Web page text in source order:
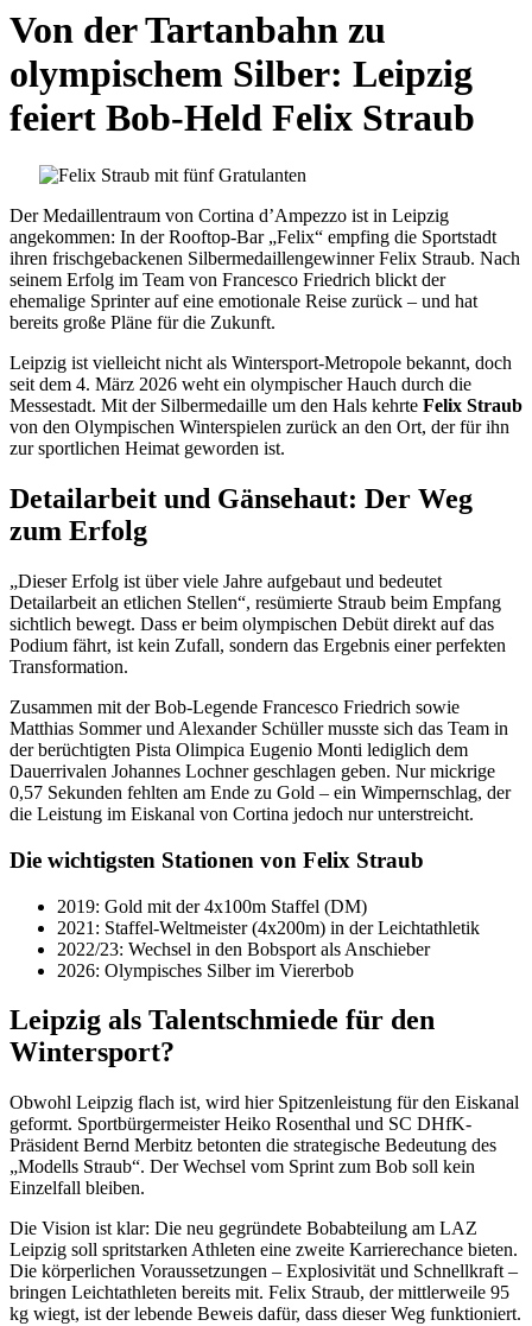
Von der Tartanbahn zu
olympischem Silber: Leipzig
feiert Bob-Held Felix Straub
Der Medaillentraum von Cortina d’Ampezzo ist in Leipzig
angekommen: In der Rooftop-Bar „Felix“ empfing die Sportstadt
ihren frischgebackenen Silbermedaillengewinner Felix Straub. Nach
seinem Erfolg im Team von Francesco Friedrich blickt der
ehemalige Sprinter auf eine emotionale Reise zurück – und hat
bereits große Pläne für die Zukunft.
Leipzig ist vielleicht nicht als Wintersport-Metropole bekannt, doch
seit dem 4. März 2026 weht ein olympischer Hauch durch die
Messestadt. Mit der Silbermedaille um den Hals kehrte Felix Straub
von den Olympischen Winterspielen zurück an den Ort, der für ihn
zur sportlichen Heimat geworden ist.
Detailarbeit und Gänsehaut: Der Weg
zum Erfolg
„Dieser Erfolg ist über viele Jahre aufgebaut und bedeutet
Detailarbeit an etlichen Stellen“, resümierte Straub beim Empfang
sichtlich bewegt. Dass er beim olympischen Debüt direkt auf das
Podium fährt, ist kein Zufall, sondern das Ergebnis einer perfekten
Transformation.
Zusammen mit der Bob-Legende Francesco Friedrich sowie
Matthias Sommer und Alexander Schüller musste sich das Team in
der berüchtigten Pista Olimpica Eugenio Monti lediglich dem
Dauerrivalen Johannes Lochner geschlagen geben. Nur mickrige
0,57 Sekunden fehlten am Ende zu Gold – ein Wimpernschlag, der
die Leistung im Eiskanal von Cortina jedoch nur unterstreicht.
Die wichtigsten Stationen von Felix Straub
2019: Gold mit der 4x100m Staffel (DM)
2021: Staffel-Weltmeister (4x200m) in der Leichtathletik
2022/23: Wechsel in den Bobsport als Anschieber
2026: Olympisches Silber im Viererbob
Leipzig als Talentschmiede für den
Wintersport?
Obwohl Leipzig flach ist, wird hier Spitzenleistung für den Eiskanal
geformt. Sportbürgermeister Heiko Rosenthal und SC DHfK-
Präsident Bernd Merbitz betonten die strategische Bedeutung des
„Modells Straub“. Der Wechsel vom Sprint zum Bob soll kein
Einzelfall bleiben.
Die Vision ist klar: Die neu gegründete Bobabteilung am LAZ
Leipzig soll spritstarken Athleten eine zweite Karrierechance bieten.
Die körperlichen Voraussetzungen – Explosivität und Schnellkraft –
bringen Leichtathleten bereits mit. Felix Straub, der mittlerweile 95
kg wiegt, ist der lebende Beweis dafür, dass dieser Weg funktioniert.